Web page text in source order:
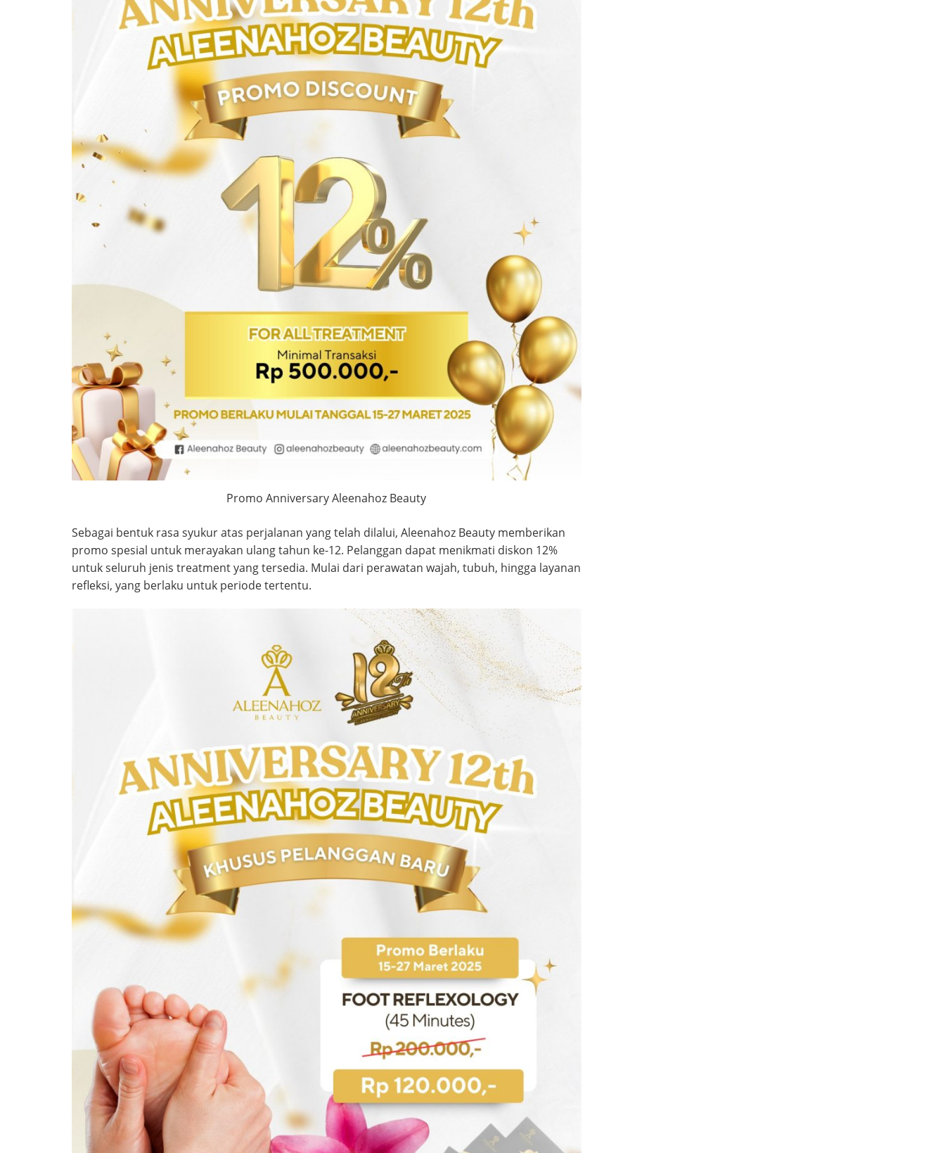
Promo Anniversary Aleenahoz Beauty
Sebagai bentuk rasa syukur atas perjalanan yang telah dilalui, Aleenahoz Beauty memberikan
promo spesial untuk merayakan ulang tahun ke-12. Pelanggan dapat menikmati diskon 12%
untuk seluruh jenis treatment yang tersedia. Mulai dari perawatan wajah, tubuh, hingga layanan
refleksi, yang berlaku untuk periode tertentu.